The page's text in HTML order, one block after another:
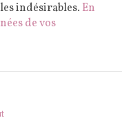
indésirables. En
de vos